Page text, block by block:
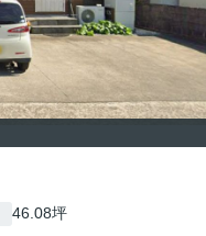
46.08坪